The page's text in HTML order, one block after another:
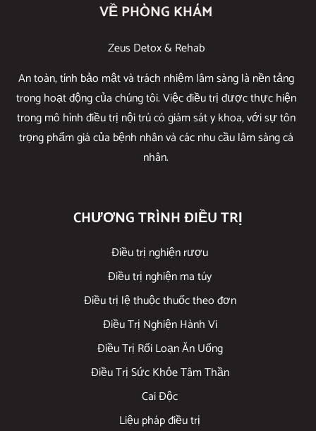
VỀ PHÒNG KHÁM
Zeus Detox & Rehab
An toàn, tính bảo mật và trách nhiệm lâm sàng là nền tảng
trong hoạt động của chúng tôi. Việc điều trị được thực hiện
trong mô hình điều trị nội trú có giám sát y khoa, với sự tôn
trọng phẩm giá của bệnh nhân và các nhu cầu lâm sàng cá
nhân.
CHƯƠNG TRÌNH ĐIỀU TRỊ
Điều trị nghiện rượu
Điều trị nghiện ma túy
Điều trị lệ thuộc thuốc theo đơn
Điều Trị Nghiện Hành Vi
Điều Trị Rối Loạn Ăn Uống
Điều Trị Sức Khỏe Tâm Thần
Cai Độc
Liệu pháp điều trị